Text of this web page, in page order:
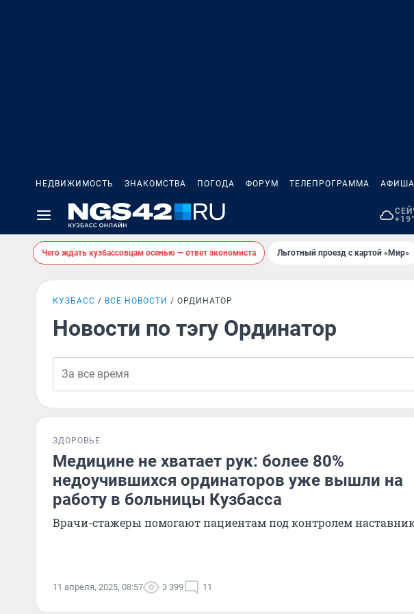
НЕДВИЖИМОСТЬ ЗНАКОМСТВА ПОГОДА ФОРУМ ТЕЛЕПРОГРАММА АФИША
Чего ждать кузбассовцам осенью — ответ экономиста Льготный проезд с картой «Мир»
КУЗБАСС ВСЕ НОВОСТИ ОРДИНАТОР
Новости по тэгу Ординатор
ЗДОРОВЬЕ
Медицине не хватает рук: более 80%
недоучившихся ординаторов уже вышли на
работу в больницы Кузбасса
Врачи-стажеры помогают пациентам под контролем
11 апреля, 2025, 08:57 3 399 11